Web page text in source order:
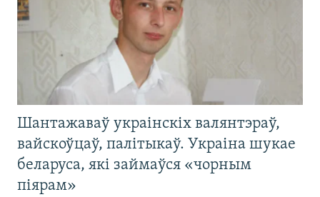
Шантажаваў украінскіх валянтэраў,
вайскоўцаў, палітыкаў. Украіна шукае
беларуса, які займаўся «чорным
піярам»